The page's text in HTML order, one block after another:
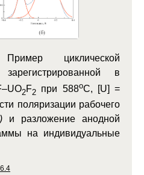
Пример циклической
зарегистрированной в
2F2 при 588oC, [U] =
поляризации рабочего
и разложение анодной
на индивидуальные